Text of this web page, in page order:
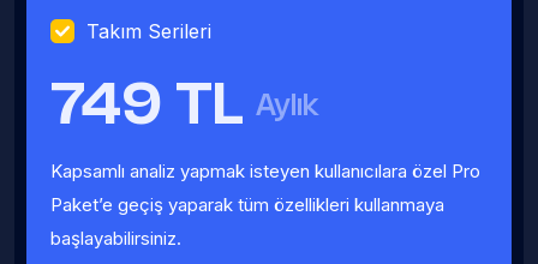
Takım Serileri
749 TL Aylık
Kapsamlı analiz yapmak isteyen kullanıcılara özel Pro
Paket’e geçiş yaparak tüm özellikleri kullanmaya
başlayabilirsiniz.